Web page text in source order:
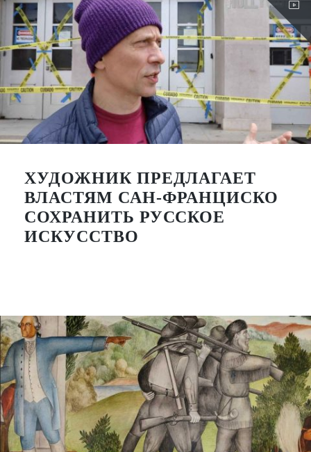
ХУДОЖНИК ПРЕДЛАГАЕТ
ВЛАСТЯМ САН-ФРАНЦИСКО
СОХРАНИТЬ РУССКОЕ
ИСКУССТВО